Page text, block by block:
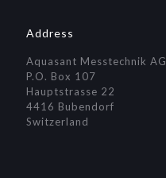
Address
Aquasant Messtechnik AG
P.O. Box 107
Hauptstrasse 22
4416 Bubendorf
Switzerland